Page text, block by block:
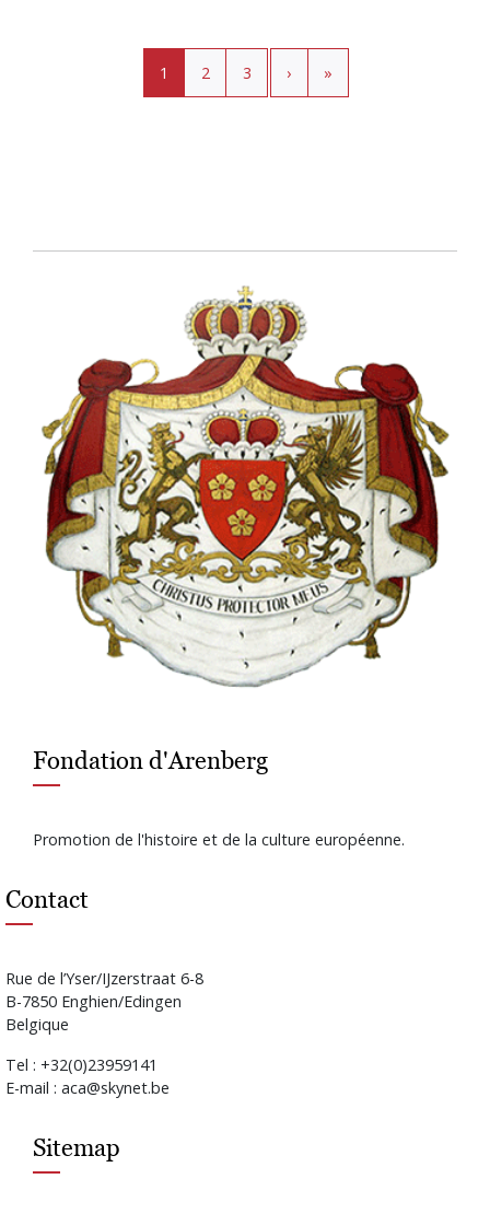
Page courante
1 Page
2 Page
3 ›› »
Fondation d'Arenberg
Promotion de l'histoire et de la culture européenne.
Contact
Rue de l’Yser/IJzerstraat 6-8
B-7850 Enghien/Edingen
Belgique
Tel : +32(0)23959141
E-mail : aca@skynet.be
Sitemap